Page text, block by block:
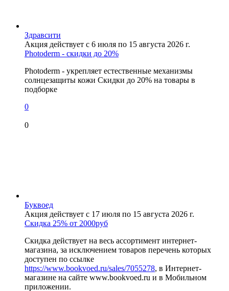
Здравсити
Акция действует с 6 июля по 15 августа 2026 г.
Photoderm - скидки до 20%
Photoderm - укрепляет естественные механизмы
солнцезащиты кожи Скидки до 20% на товары в
подборке
0
0
Буквоед
Акция действует с 17 июля по 15 августа 2026 г.
Скидка 25% от 2000руб
Скидка действует на весь ассортимент интернет-
магазина, за исключением товаров перечень которых
доступен по ссылке
https://www.bookvoed.ru/sales/7055278, в Интернет-
магазине на сайте www.bookvoed.ru и в Мобильном
приложении.